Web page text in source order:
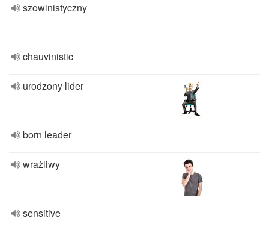
szowinistyczny
chauvinistic
urodzony lider
born leader
wrażliwy
sensitive